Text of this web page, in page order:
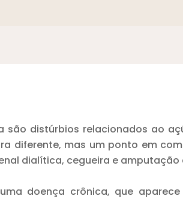
são distúrbios relacionados ao
diferente, mas um ponto em
dialítica, cegueira e amputação
doença crônica, que